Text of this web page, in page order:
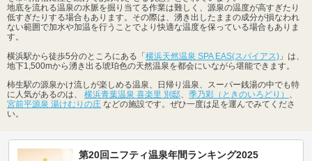
地底を流れる温泉の水脈を掘り当てる作業は難しく、源泉の温度が高すぎたり
低すぎたりする場合もあります。その際は、湧き出したままの成分が損なわれ
ない範囲で加水や加温を行うことでより快適な温度を保っている場合もありま
す。
横浜駅から徒歩5分のところにある「 横浜天然温泉 SPA EAS(スパイアス) 」は、
地下1,500mから湧き出る琥珀色の天然温泉を都会にいながら堪能できます。
柿生駅の源泉かけ流しが楽しめる温泉、日帰り温泉、スーパー銭湯の中でも特
に人気があるのは、 横浜青葉温泉 喜楽里 別邸、 季乃彩（ときのいろどり） 、
宮前平源泉 湯けむりの庄 などの施設です。ぜひ一度は足を運んでみてくださ
い。
第20回ニフティ温泉年間ランキング2025